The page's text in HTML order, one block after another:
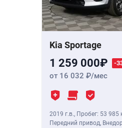
Kia Sportage
1 259 000 -
от 16 032 /мес
2019 г.в., Пробег: 53 985
Передний привод,